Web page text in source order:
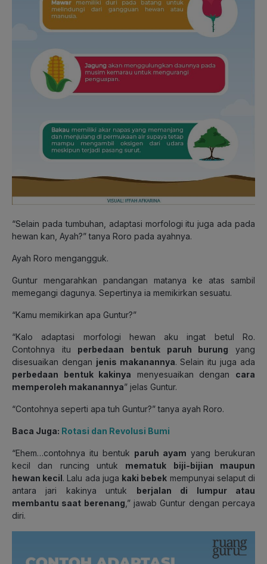
“Selain pada tumbuhan, adaptasi morfologi itu juga ada pada
hewan kan, Ayah?” tanya Roro pada ayahnya.
Ayah Roro mengangguk.
Guntur mengarahkan pandangan matanya ke atas sambil
memegangi dagunya. Sepertinya ia memikirkan sesuatu.
“Kamu memikirkan apa Guntur?”
“Kalo adaptasi morfologi hewan aku ingat betul Ro.
Contohnya itu perbedaan bentuk paruh burung yang
disesuaikan dengan jenis makanannya. Selain itu juga ada
perbedaan bentuk kakinya menyesuaikan dengan cara
memperoleh makanannya” jelas Guntur.
“Contohnya seperti apa tuh Guntur?” tanya ayah Roro.
Baca Juga: Rotasi dan Revolusi Bumi
“Ehem…contohnya itu bentuk paruh ayam yang berukuran
kecil dan runcing untuk mematuk biji-bijian maupun
hewan kecil. Lalu ada juga kaki bebek mempunyai selaput di
antara jari kakinya untuk berjalan di lumpur atau
membantu saat berenang ,” jawab Guntur dengan percaya
diri.